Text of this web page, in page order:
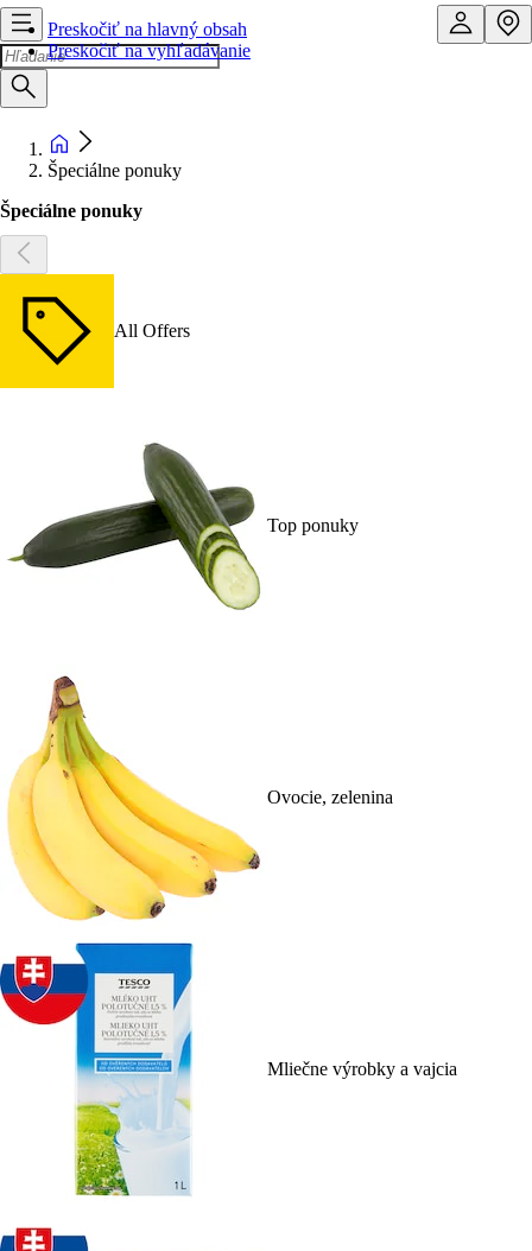
Preskočiť na hlavný obsah
Preskočiť na vyhľadávanie
Špeciálne ponuky
Špeciálne ponuky
All Offers
Top ponuky
Ovocie, zelenina
Mliečne výrobky a vajcia